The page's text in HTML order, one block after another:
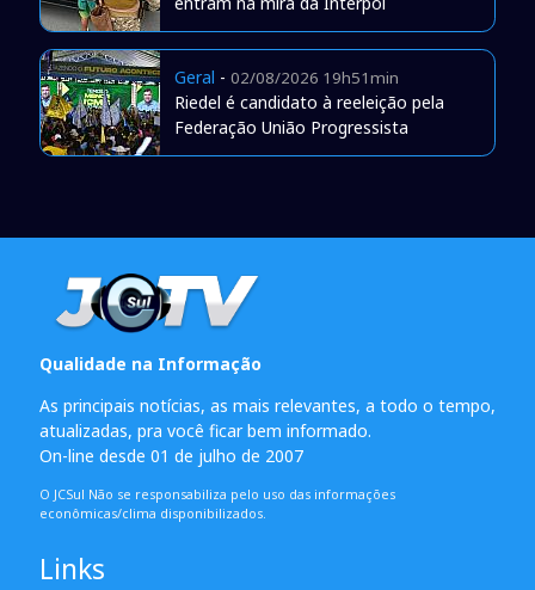
Geral - 02/08/2026 19h51min
Riedel é candidato à reeleição pela
Federação União Progressista
Qualidade na Informação
As principais notícias, as mais relevantes, a todo o tempo,
atualizadas, pra você ficar bem informado.
On-line desde 01 de julho de 2007
O JCSul Não se responsabiliza pelo uso das informações
econômicas/clima disponibilizados.
Links